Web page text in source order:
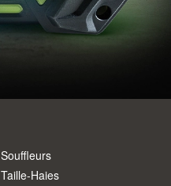
Souffleurs
Taille-Haies